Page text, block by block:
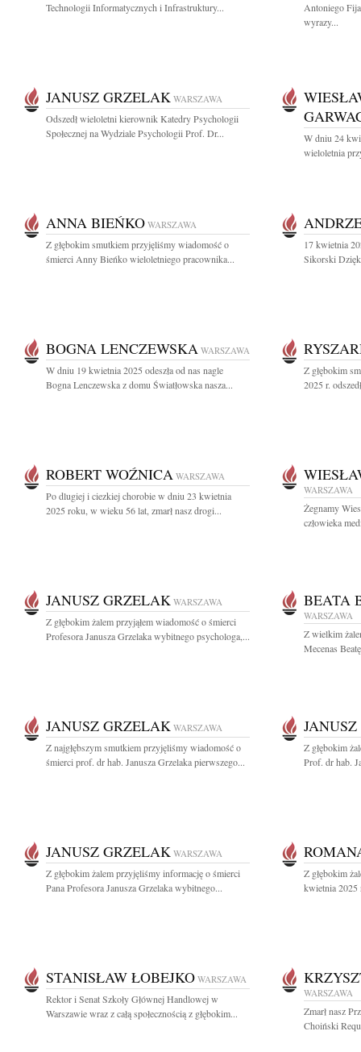
Technologii Informatycznych i Infrastruktury...
Antoniego
wyrazy...
JANUSZ GRZELAK WARSZAWA
Odszedł wieloletni kierownik Katedry Psychologii
Społecznej na Wydziale Psychologii Prof. Dr...
W dniu 24
wieloletnia
ANNA BIEŃKO WARSZAWA
Z głębokim smutkiem przyjęliśmy wiadomość o
śmierci Anny Bieńko wieloletniego pracownika...
17 kwietnia
Sikorski
BOGNA LENCZEWSKA WARSZAWA
W dniu 19 kwietnia 2025 odeszła od nas nagle
Bogna Lenczewska z domu Światłowska nasza...
Z głębokim
2025 r.
ROBERT WOŹNICA WARSZAWA
Po dlugiej i ciezkiej chorobie w dniu 23 kwietnia
2025 roku, w wieku 56 lat, zmarł nasz drogi...
WARSZAWA
Żegnamy
człowieka
JANUSZ GRZELAK WARSZAWA
Z głębokim żalem przyjąłem wiadomość o śmierci
Profesora Janusza Grzelaka wybitnego psychologa,...
BEATA
WARSZAWA
Z wielkim
Mecenas
JANUSZ GRZELAK WARSZAWA
Z najgłębszym smutkiem przyjęliśmy wiadomość o
śmierci prof. dr hab. Janusza Grzelaka pierwszego...
Z głębokim
Prof. dr hab.
JANUSZ GRZELAK WARSZAWA
Z głębokim żalem przyjęliśmy informację o śmierci
Pana Profesora Janusza Grzelaka wybitnego...
Z głębokim
kwietnia 2025
STANISŁAW ŁOBEJKO WARSZAWA
Rektor i Senat Szkoły Głównej Handlowej w
Warszawie wraz z całą społecznością z głębokim...
WARSZAWA
Zmarł nasz
Choiński